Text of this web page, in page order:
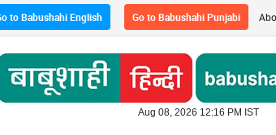
to Babushahi English Go to Babushahi Punjabi
Aug 08, 2026 12:16 PM IST